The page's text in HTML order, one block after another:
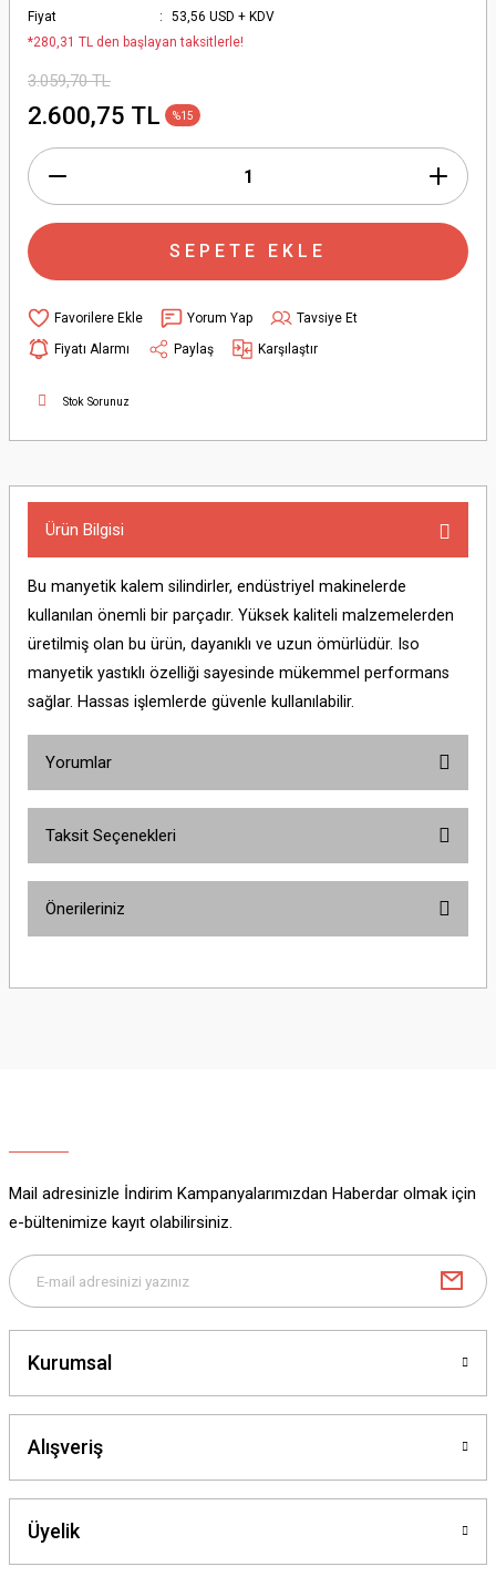
Fiyat
53,56 USD + KDV
*280,31 TL den başlayan taksitlerle!
3.059,70 TL
2.600,75 TL %15
SEPETE EKLE
Yorum Yap
Tavsiye Et
Fiyatı Alarmı
Paylaş Karşılaştır
Stok Sorunuz
Ürün Bilgisi
Bu manyetik kalem silindirler, endüstriyel makinelerde
kullanılan önemli bir parçadır. Yüksek kaliteli malzemelerden
üretilmiş olan bu ürün, dayanıklı ve uzun ömürlüdür. Iso
manyetik yastıklı özelliği sayesinde mükemmel performans
sağlar. Hassas işlemlerde güvenle kullanılabilir.
Yorumlar
Taksit Seçenekleri
Önerileriniz
yetersiz gördüğünüz noktaları öneri formunu kullanarak tarafımıza
Bu ürüne benzer farklı alternatifler olmalı.
Mail adresinizle İndirim Kampanyalarımızdan Haberdar olmak için
e-bültenimize kayıt olabilirsiniz.
Kurumsal
Alışveriş
Üyelik